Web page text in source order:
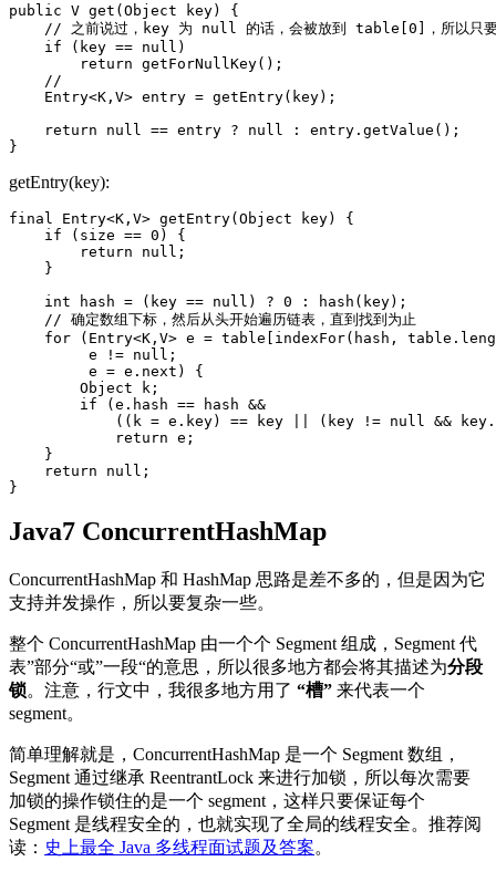
public V get (Object key)
{
//
之前说过， key 为 null 的话，会被放到 table [0 ]，所以只
if
( key == null )
return getForNullKey() ;
//
Entry<K , V> entry = getEntry( key) ;
return
null == entry ? null : entry . getValue () ;
}
getEntry(key):
final Entry<K , V> getEntry(Object key)
{
if
( size == 0 )
{
return
null ;
}
int
hash = ( key == null ) ? 0 : hash ( key) ;
// 确定数组下标，然后从头开始遍历链表，直到找到为止
for
( Entry<K , V> e = table [ indexFor( hash , table .
e
!= null ;
e = e . next )
{
Object
k ;
if
(e . hash == hash &&
(( k = e . key) == key ( key != null && key .
return e ;
}
return
null ;
}
Java7 ConcurrentHashMap
ConcurrentHashMap 和 HashMap 思路是差不多的，但是因为它
支持并发操作，所以要复杂一些。
整个 ConcurrentHashMap 由一个个 Segment 组成，Segment 代
表”部分“或”一段“的意思，所以很多地方都会将其描述为分段
锁。注意，行文中，我很多地方用了 “槽” 来代表一个
segment。
简单理解就是，ConcurrentHashMap 是一个 Segment 数组，
Segment 通过继承 ReentrantLock 来进行加锁，所以每次需要
加锁的操作锁住的是一个 segment，这样只要保证每个
Segment 是线程安全的，也就实现了全局的线程安全。推荐阅
读： 史上最全 Java 多线程面试题及答案。